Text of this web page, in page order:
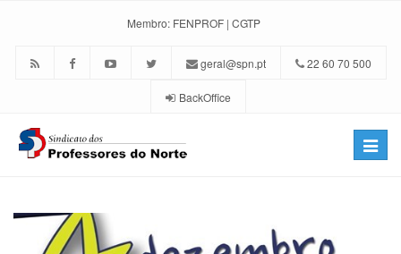
Membro: FENPROF | CGTP
geral@spn.pt 22 60 70 500
BackOffice
Toggle